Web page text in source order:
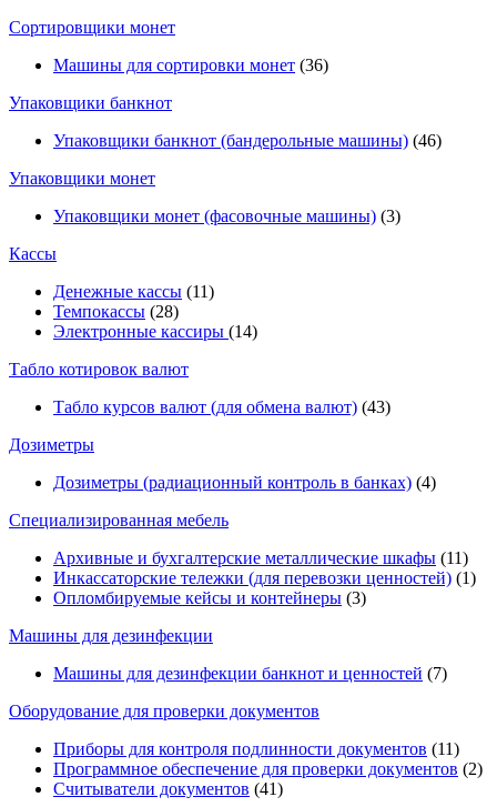
Сортировщики монет
Машины для сортировки монет (36)
Упаковщики банкнот
Упаковщики банкнот (бандерольные машины) (46)
Упаковщики монет
Упаковщики монет (фасовочные машины) (3)
Кассы
Денежные кассы (11)
Темпокассы (28)
Электронные кассиры (14)
Табло котировок валют
Табло курсов валют (для обмена валют) (43)
Дозиметры
Дозиметры (радиационный контроль в банках) (4)
Специализированная мебель
Архивные и бухгалтерские металлические шкафы (11)
Инкассаторские тележки (для перевозки ценностей) (1)
Опломбируемые кейсы и контейнеры (3)
Машины для дезинфекции
Машины для дезинфекции банкнот и ценностей (7)
Оборудование для проверки документов
Приборы для контроля подлинности документов (11)
Программное обеспечение для проверки документов (2)
Считыватели документов (41)